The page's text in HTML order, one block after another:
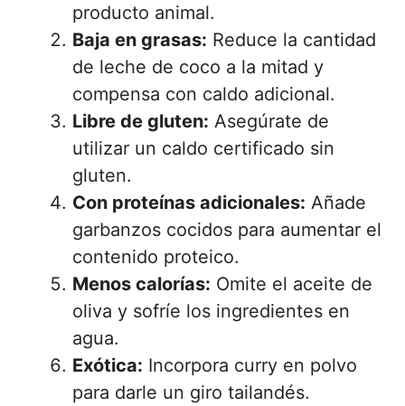
producto animal.
Baja en grasas: Reduce la cantidad
de leche de coco a la mitad y
compensa con caldo adicional.
Libre de gluten: Asegúrate de
utilizar un caldo certificado sin
gluten.
Con proteínas adicionales: Añade
garbanzos cocidos para aumentar el
contenido proteico.
Menos calorías: Omite el aceite de
oliva y sofríe los ingredientes en
agua.
Exótica: Incorpora curry en polvo
para darle un giro tailandés.